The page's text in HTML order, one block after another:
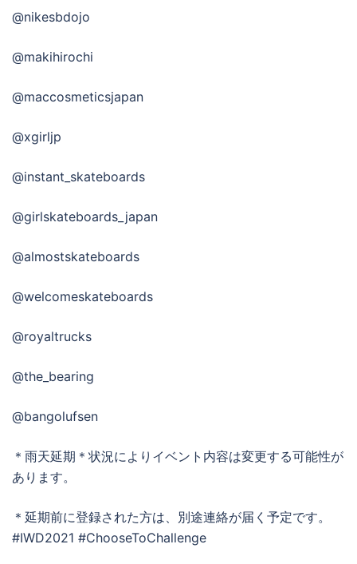
@nikesbdojo
@makihirochi
@maccosmeticsjapan
@xgirljp
@instant_skateboards
@girlskateboards_japan
@almostskateboards
@welcomeskateboards
@royaltrucks
@the_bearing
@bangolufsen
＊雨天延期＊状況によりイベント内容は変更する可能性が
あります。
＊延期前に登録された方は、別途連絡が届く予定です。
#IWD2021 #ChooseToChallenge